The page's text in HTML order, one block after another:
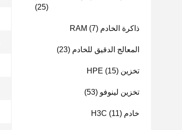
(25)
ذاكرة الخادم RAM (7)
المعالج الدقيق للخادم (23)
تخزين HPE (15)
تخزين لينوفو (53)
خادم H3C (11)